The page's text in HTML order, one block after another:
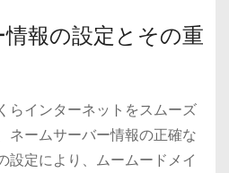
報の設定とその重
らインターネットをスムーズ
ネームサーバー情報の正確な
設定により、ムームードメイ